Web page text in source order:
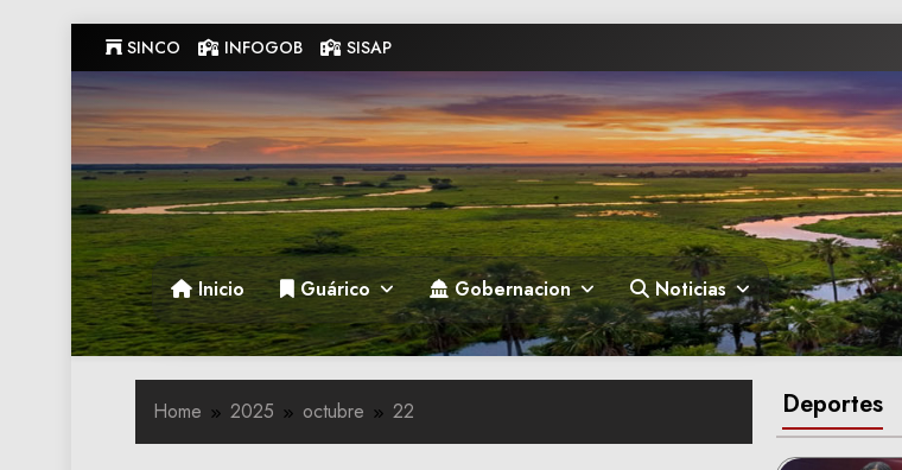
to
content
SINCO INFOGOB SISAP
Gobernacion de Guarico
Gobernacion de Guarico
Inicio Guárico Gobernacion Noticias
Deportes
Home 2025 octubre 22